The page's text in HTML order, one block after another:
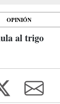
OPINIÓN
al trigo